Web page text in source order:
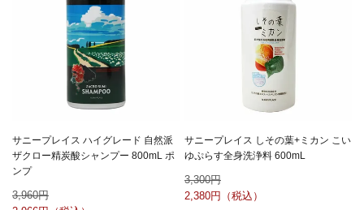
サニープレイス ハイグレード 自然派
ザクロー精炭酸シャンプー 800mL ポ
ンプ
3,960
サニープレイス しその葉+ミカン こい
ゆぷらす全身洗浄料 600mL
3,300
2,380